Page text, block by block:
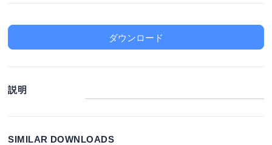
ダウンロード
説明
SIMILAR DOWNLOADS